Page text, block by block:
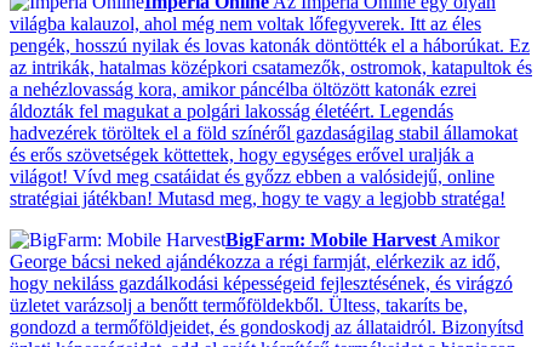
világba kalauzol, ahol még nem voltak lőfegyverek. Itt az éles
pengék, hosszú nyilak és lovas katonák döntötték el a háborúkat. Ez
az intrikák, hatalmas középkori csatamezők, ostromok, katapultok és
a nehézlovasság kora, amikor páncélba öltözött katonák ezrei
áldozták fel magukat a polgári lakosság életéért. Legendás
hadvezérek töröltek el a föld színéről gazdaságilag stabil államokat
és erős szövetségek köttettek, hogy egységes erővel uralják a
világot! Vívd meg csatáidat és győzz ebben a valósidejű, online
stratégiai játékban! Mutasd meg, hogy te vagy a legjobb stratéga!
BigFarm: Mobile Harvest Amikor
George bácsi neked ajándékozza a régi farmját, elérkezik az idő,
hogy nekiláss gazdálkodási képességeid fejlesztésének, és virágzó
üzletet varázsolj a benőtt termőföldekből. Ültess, takaríts be,
gondozd a termőföldjeidet, és gondoskodj az állataidról. Bizonyítsd